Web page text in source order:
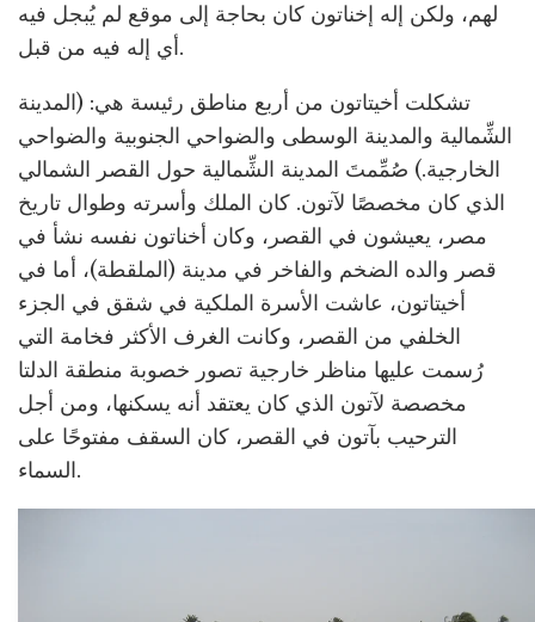
لهم، ولكن إله إخناتون كان بحاجة إلى موقع لم يُبجل فيه
أي إله فيه من قبل.
تشكلت أخيتاتون من أربع مناطق رئيسة هي: (المدينة
الشِّمالية والمدينة الوسطى والضواحي الجنوبية والضواحي
الخارجية.) صُمِّمتَ المدينة الشِّمالية حول القصر الشمالي
الذي كان مخصصًا لآتون. كان الملك وأسرته وطوال تاريخ
مصر، يعيشون في القصر، وكان أخناتون نفسه نشأ في
قصر والده الضخم والفاخر في مدينة (الملقطة)، أما في
أخيتاتون، عاشت الأسرة الملكية في شقق في الجزء
الخلفي من القصر، وكانت الغرف الأكثر فخامة التي
رُسمت عليها مناظر خارجية تصور خصوبة منطقة الدلتا
مخصصة لآتون الذي كان يعتقد أنه يسكنها، ومن أجل
الترحيب بآتون في القصر، كان السقف مفتوحًا على
السماء.